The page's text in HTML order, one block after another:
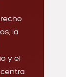
la
y el